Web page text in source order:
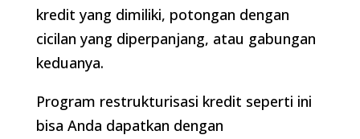
kredit yang dimiliki, potongan dengan
cicilan yang diperpanjang, atau gabungan
keduanya.
Program restrukturisasi kredit seperti ini
bisa Anda dapatkan dengan